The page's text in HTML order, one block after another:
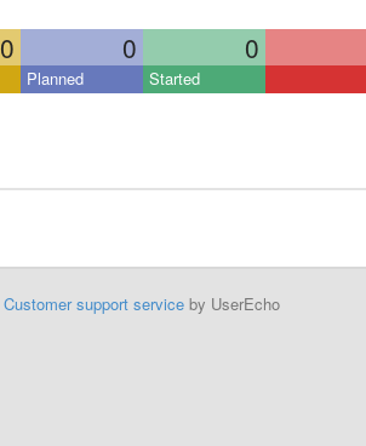
0 0 0
Planned Started
Customer support serviceby UserEcho